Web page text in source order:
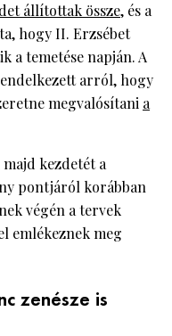
állítottak össze, és a
hogy II. Erzsébet
a temetése napján. A
arról, hogy
megvalósítani a
kezdetét a
pontjáról korábban
végén a tervek
emlékeznek meg
zenésze is